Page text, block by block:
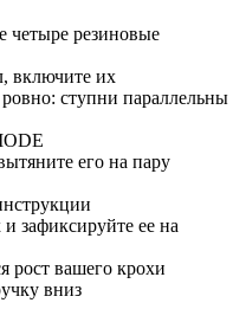
четыре резиновые
включите их
ступни параллельны
его на пару
зафиксируйте ее на
рост вашего крохи
вниз